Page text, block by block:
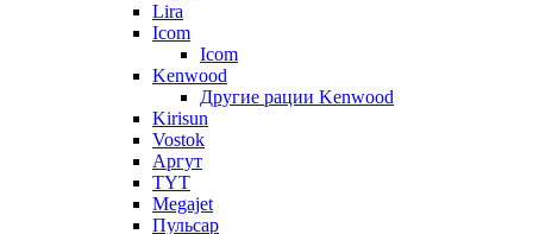
Lira
Icom
Icom
Kenwood
Другие рации Kenwood
Kirisun
Vostok
Аргут
TYT
Megajet
Пульсар